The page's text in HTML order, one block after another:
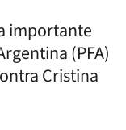
importante
(PFA)
Cristina